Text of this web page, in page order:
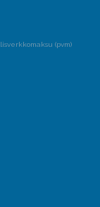
(pvm)